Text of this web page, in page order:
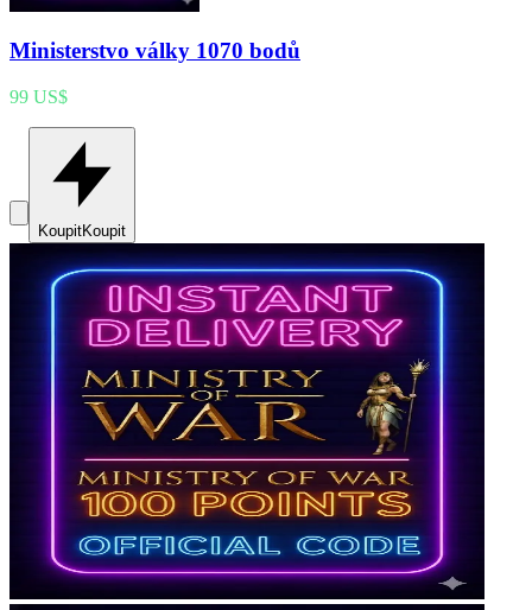
Ministerstvo války 1070 bodů
99 US$
KoupitKoupit